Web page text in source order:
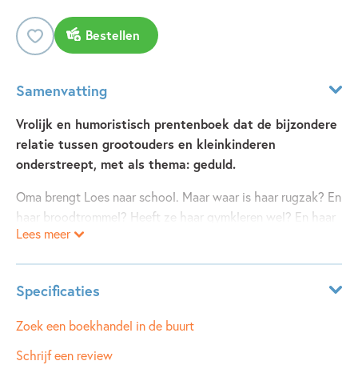
Bestellen
Samenvatting
Vrolijk en humoristisch prentenboek dat de bijzondere
relatie tussen grootouders en kleinkinderen
onderstreept, met als thema: geduld.
Oma brengt Loes naar school. Maar waar is haar rugzak? En
haar broodtrommel? Heeft ze haar gymkleren wel? En haar
boek van de schoolbieb? Met engelengeduld rent oma af en
Met achterin een diploma voor de geduldigste oma/opa
van de hele wereld
Lees meer
Specificaties
Leeftijdsindicatie: 3 - 6 jaar
ISBN:
9789021679563
Zoek een boekhandel in de buurt
Schrijf een review